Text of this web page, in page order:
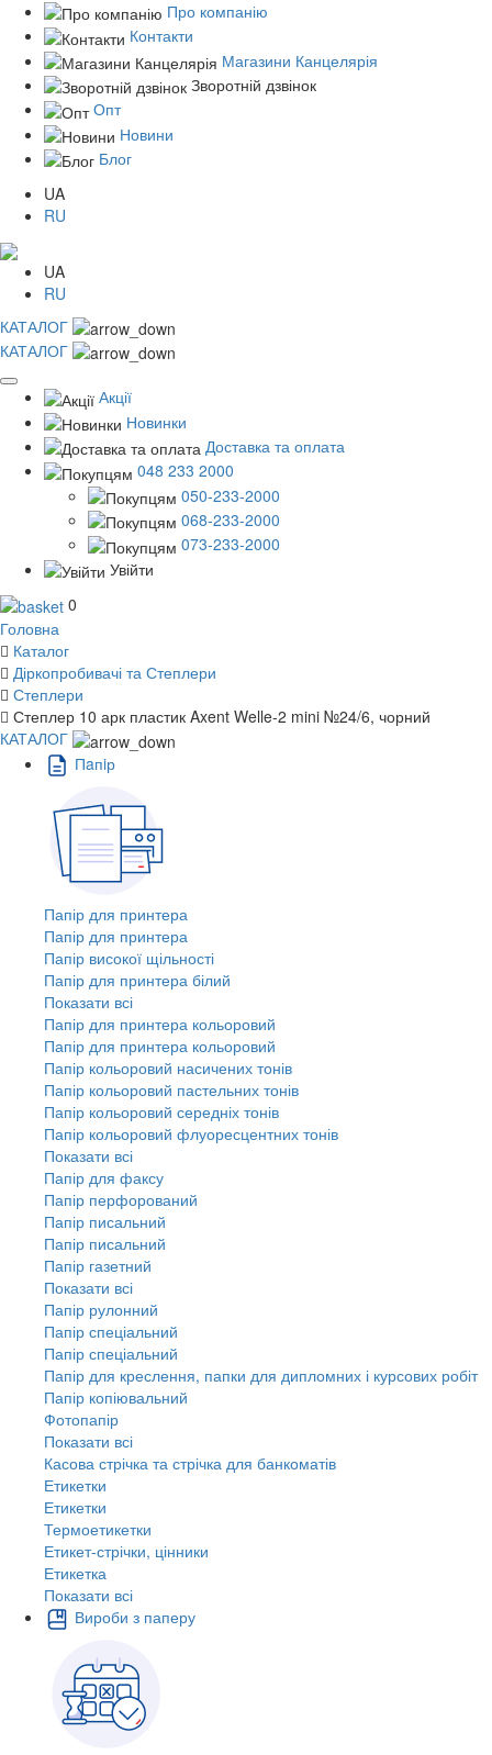
Про компанію
Контакти
Магазини Канцелярія
Зворотній дзвінок
Опт
Новини
Блог
UA
RU
UA
RU
КАТАЛОГ
КАТАЛОГ
Акції
Новинки
Доставка та оплата
048 233 2000
050-233-2000
068-233-2000
073-233-2000
Увійти
0
Головна
Каталог
Діркопробивачі та Степлери
Степлери
Степлер 10 арк пластик Axent Welle-2 mini №24/6, чорний
КАТАЛОГ
Пaпiр
Папір для принтера
Папір для принтера
Папір високої щільності
Папір для принтера білий
Показати всі
Папір для принтера кольоровий
Папір для принтера кольоровий
Папір кольоровий насичених тонів
Папір кольоровий пастельних тонів
Папір кольоровий середніх тонів
Папір кольоровий флуоресцентних тонів
Показати всі
Папір для факсу
Папір перфорований
Папір писальний
Папір писальний
Папір газетний
Показати всі
Папір рулонний
Папір спеціальний
Папір спеціальний
Папір для креслення, папки для дипломних і курсових робіт
Папір копіювальний
Фотопапір
Показати всі
Касова стрічка та стрічка для банкоматів
Етикетки
Етикетки
Термоетикетки
Етикет-стрічки, цінники
Етикетка
Показати всі
Вироби з паперу